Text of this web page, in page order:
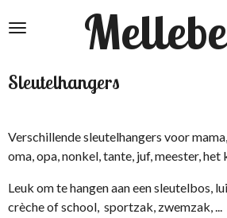
direct
de
hoofdinhoud
Sleutelhangers
Verschillende sleutelhangers voor
oma, opa, nonkel, tante, juf, meester, het
Leuk om te hangen aan een sleutelbos,
crèche of school, sportzak, zwemzak, ...